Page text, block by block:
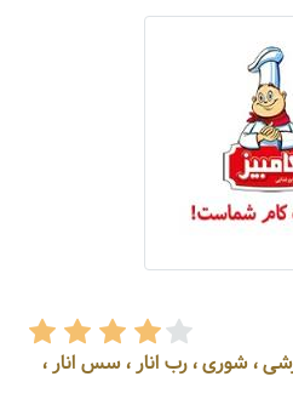
تولید کننده عرقیات ، گلاب ، ترشی ، شوری ، رب انار ، سس انار ،